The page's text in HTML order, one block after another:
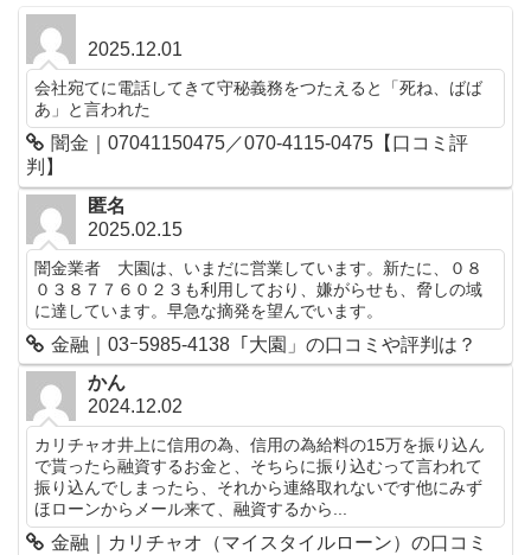
2025.12.01
会社宛てに電話してきて守秘義務をつたえると「死ね、ばば
あ」と言われた
闇金｜07041150475／070-4115-0475【口コミ評
判】
匿名
2025.02.15
闇金業者 大園は、いまだに営業しています。新たに、０８
０３８７７６０２３も利用しており、嫌がらせも、脅しの域
に達しています。早急な摘発を望んでいます。
金融｜03ｰ5985-4138「大園」の口コミや評判は？
かん
2024.12.02
カリチャオ井上に信用の為、信用の為給料の15万を振り込ん
で貰ったら融資するお金と、そちらに振り込むって言われて
振り込んでしまったら、それから連絡取れないです他にみず
ほローンからメール来て、融資するから...
金融｜カリチャオ（マイスタイルローン）の口コミ